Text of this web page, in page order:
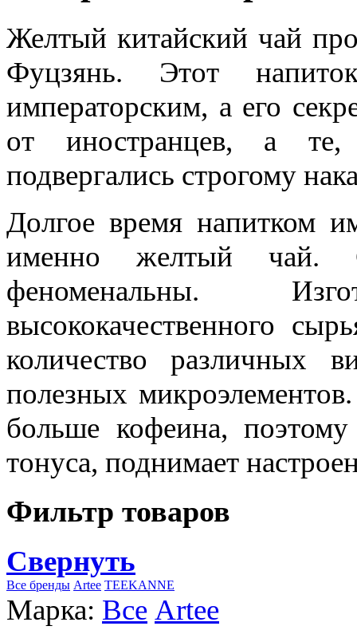
Желтый китайский чай
Фуцзянь. Этот
императорским, а его
от иностранцев, а
подвергались строгому
Долгое время напитком
именно желтый чай.
феноменальны.
высококачественного
количество различных
полезных
больше кофеина,
тонуса, поднимает
Фильтр товаров
Свернуть
Все бренды Artee TEEKANNE
Марка: Все Artee